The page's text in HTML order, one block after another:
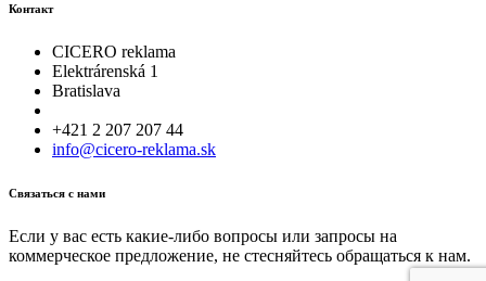
Контакт
CICERO reklama
Elektrárenská 1
Bratislava
+421 2 207 207 44
info@cicero-reklama.sk
Связаться с нами
Если у вас есть какие-либо вопросы или запросы на
коммерческое предложение, не стесняйтесь обращаться к нам.